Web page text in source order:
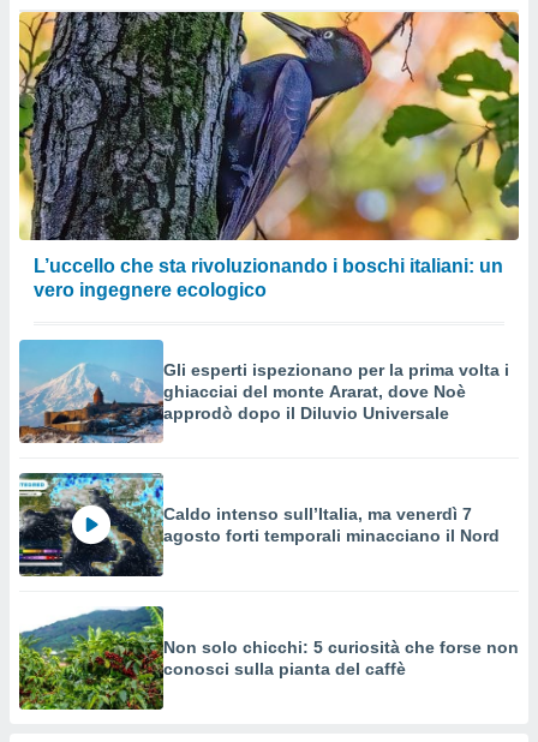
L’uccello che sta rivoluzionando i boschi italiani: un
vero ingegnere ecologico
Gli esperti ispezionano per la prima volta i
ghiacciai del monte Ararat, dove Noè
approdò dopo il Diluvio Universale
Caldo intenso sull’Italia, ma venerdì 7
agosto forti temporali minacciano il Nord
Non solo chicchi: 5 curiosità che forse non
conosci sulla pianta del caffè